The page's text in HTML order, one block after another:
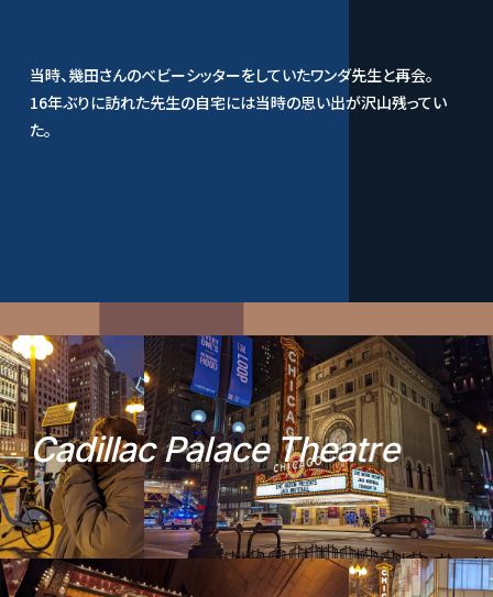
当時、幾田さんのベビーシッターをしていたワンダ先生と再会。
16年ぶりに訪れた先生の自宅には当時の思い出が沢山残ってい
た。
CadillacPalaceTheatre